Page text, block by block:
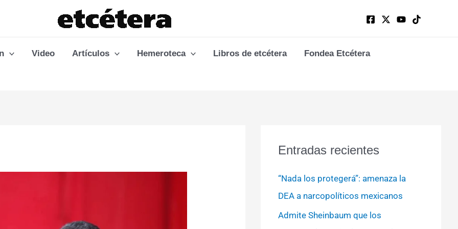
Video Artículos Hemeroteca Libros de etcétera Fondea Etcétera
Entradas recientes
“Nada los protegerá”: amenaza la
DEA a narcopolíticos mexicanos
Admite Sheinbaum que los